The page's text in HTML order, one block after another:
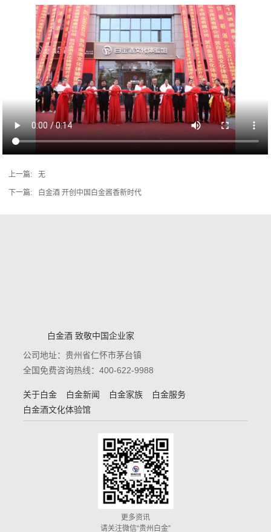
上一篇: 无
下一篇: 白金酒 开创中国白金酱香新时代
白金酒 致敬中国企业家
公司地址：贵州省仁怀市茅台镇
全国免费咨询热线：400-622-9988
关于白金 白金新闻 白金家族
白金服务
白金酒文化体验馆
更多资讯
请关注微信“贵州白金”